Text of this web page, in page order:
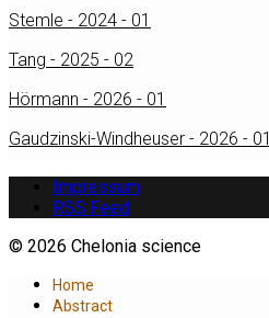
Stemle - 2024 - 01
Tang - 2025 - 02
Hörmann - 2026 - 01
Gaudzinski-Windheuser - 2026 - 01
Impressum
RSS Feed
© 2026 Chelonia science
Home
Abstract